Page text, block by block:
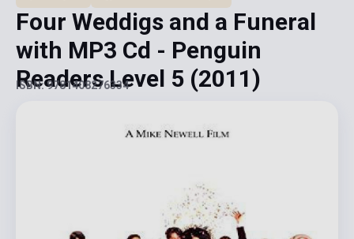
Four Weddigs and a Funeral
with MP3 Cd - Penguin
Readers Level 5 (2011)
ISBN: 9781408276334